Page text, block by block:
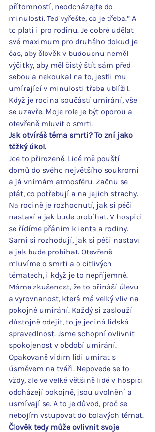
přítomností, neodcházejte do
minulosti. Teď vyřešte, co je třeba.” A
to platí i pro rodinu. Je dobré udělat
své maximum pro druhého dokud je
čas, aby člověk v budoucnu neměl
výčitky, aby měl čistý štít sám před
sebou a nekoukal na to, jestli mu
umírající v minulosti třeba ublížil.
Když je rodina součástí umírání, vše
se uzavře. Moje role je být oporou a
otevřeně mluvit o smrti.
Jak otvíráš téma smrti? To zní jako
těžký úkol.
Jde to přirozeně. Lidé mě pouští
domů do svého největšího soukromí
a já vnímám atmosféru. Začnu se
ptát, co potřebují a na jejich strachy.
Na rodině je rozhodnutí, jak si péči
nastaví a jak bude probíhat. V hospici
se řídíme přáním klienta a rodiny.
Sami si rozhodují, jak si péči nastaví
a jak bude probíhat. Otevřeně
mluvíme o smrti a o citlivých
tématech, i když je to nepříjemné.
Máme zkušenost, že to přináší úlevu
a vyrovnanost, která má velký vliv na
pokojné umírání. Každý si zaslouží
důstojně odejít, to je jediná lidská
spravedlnost. Jsme schopní ovlivnit
spokojenost v období umírání.
Opakovaně vidím lidi umírat s
úsměvem na tváři. Nepovede se to
vždy, ale ve velké většině lidé v hospici
odcházejí pokojně, jsou uvolnění a
usmívají se. A to je důvod, proč se
nebojím vstupovat do bolavých témat.
Člověk tedy může ovlivnit svoje